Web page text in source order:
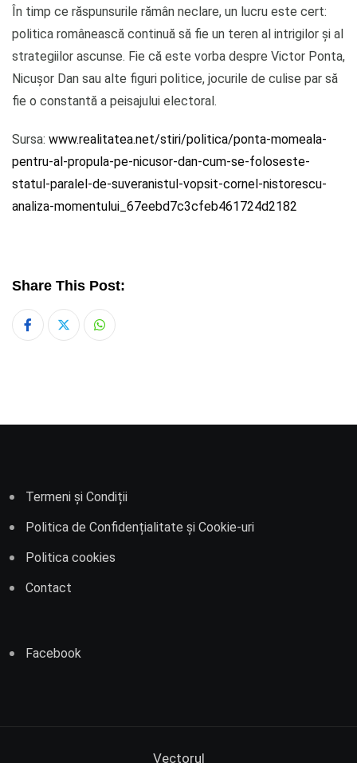
În timp ce răspunsurile rămân neclare, un lucru este cert:
politica românească continuă să fie un teren al intrigilor și al
strategiilor ascunse. Fie că este vorba despre Victor Ponta,
Nicușor Dan sau alte figuri politice, jocurile de culise par să
fie o constantă a peisajului electoral.
Sursa: www.realitatea.net/stiri/politica/ponta-momeala-
pentru-al-propula-pe-nicusor-dan-cum-se-foloseste-
statul-paralel-de-suveranistul-vopsit-cornel-nistorescu-
analiza-momentului_67eebd7c3cfeb461724d2182
Share This Post:
Whatsapp
Termeni și Condiții
Politica de Confidențialitate și Cookie-uri
Politica cookies
Contact
Facebook
Vectorul